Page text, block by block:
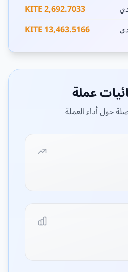
2,692.7033 KITE
13,463.5166 KITE
عملة
حول أداء العملة